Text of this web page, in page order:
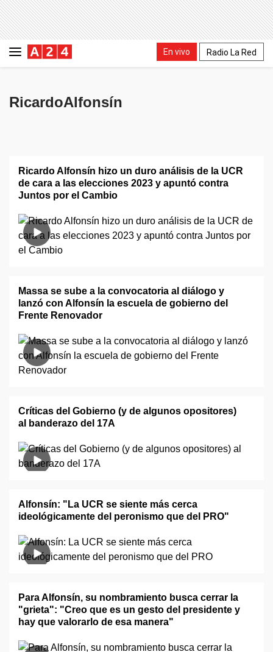
En vivo Radio La Red
RicardoAlfonsín
Ricardo Alfonsín hizo un duro análisis de la UCR
de cara a las elecciones 2023 y apuntó contra
Juntos por el Cambio
Massa se sube a la convocatoria al diálogo y
lanzó con Alfonsín la escuela de gobierno del
Frente Renovador
Críticas del Gobierno (y de algunos opositores)
al banderazo del 17A
Alfonsín: "La UCR se siente más cerca
ideológicamente del peronismo que del PRO"
Para Alfonsín, su nombramiento busca cerrar la
"grieta": "Creo que es un gesto del presidente y
hay que valorarlo de esa manera"